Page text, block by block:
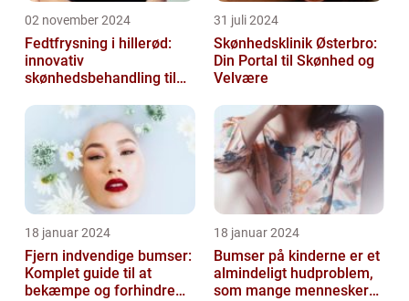
02 november 2024
Fedtfrysning i hillerød:
innovativ
skønhedsbehandling til
31 juli 2024
Skønhedsklinik Østerbro:
Din Portal til Skønhed og
Velvære
18 januar 2024
Fjern indvendige bumser:
Komplet guide til at
bekæmpe og forhindre
18 januar 2024
Bumser på kinderne er et
almindeligt hudproblem,
som mange mennesker